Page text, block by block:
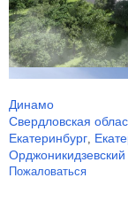
Динамо
Свердловская
Екатеринбург,
Орджоникидзевский
Пожаловаться